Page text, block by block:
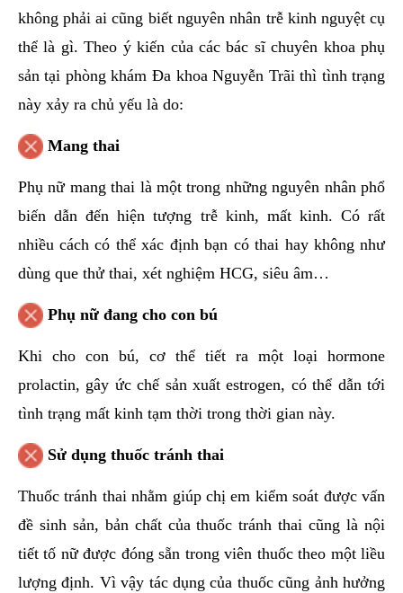
không phải ai cũng biết nguyên nhân trễ kinh nguyệt cụ
thể là gì. Theo ý kiến của các bác sĩ chuyên khoa phụ
sản tại phòng khám Đa khoa Nguyễn Trãi thì tình trạng
này xảy ra chủ yếu là do:
Mang thai
Phụ nữ mang thai là một trong những nguyên nhân phổ
biến dẫn đến hiện tượng trễ kinh, mất kinh. Có rất
nhiều cách có thể xác định bạn có thai hay không như
dùng que thử thai, xét nghiệm HCG, siêu âm…
Phụ nữ đang cho con bú
Khi cho con bú, cơ thể tiết ra một loại hormone
prolactin, gây ức chế sản xuất estrogen, có thể dẫn tới
tình trạng mất kinh tạm thời trong thời gian này.
Sử dụng thuốc tránh thai
Thuốc tránh thai nhằm giúp chị em kiểm soát được vấn
đề sinh sản, bản chất của thuốc tránh thai cũng là nội
tiết tố nữ được đóng sẵn trong viên thuốc theo một liều
lượng định. Vì vậy tác dụng của thuốc cũng ảnh hưởng